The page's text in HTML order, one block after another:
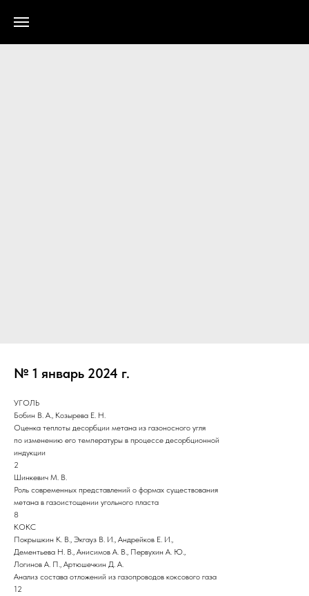
№ 1 январь 2024 г.
УГОЛЬ
Бобин В. А., Козырева Е. Н.
Оценка теплоты десорбции метана из газоносного угля
по изменению его температуры в процессе десорбционной
индукции
2
Шинкевич М. В.
Роль современных представлений о формах существования
метана в газоистощении угольного пласта
8
КОКС
Покрышкин К. В., Экгауз В. И., Андрейков Е. И.,
Дементьева Н. В., Анисимов А. В., Первухин А. Ю.,
Логинов А. П., Артюшечкин Д. А.
Анализ состава отложений из газопроводов коксового газа
12